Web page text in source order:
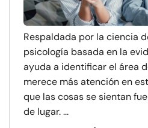
Respaldada por la ciencia
psicología basada en la
ayuda a identificar el área
merece más atención en
que las cosas se sientan
de lugar. ...